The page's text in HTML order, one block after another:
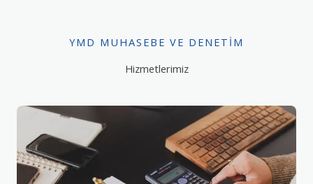
YMD MUHASEBE VE DENETIM
Hizmetlerimiz